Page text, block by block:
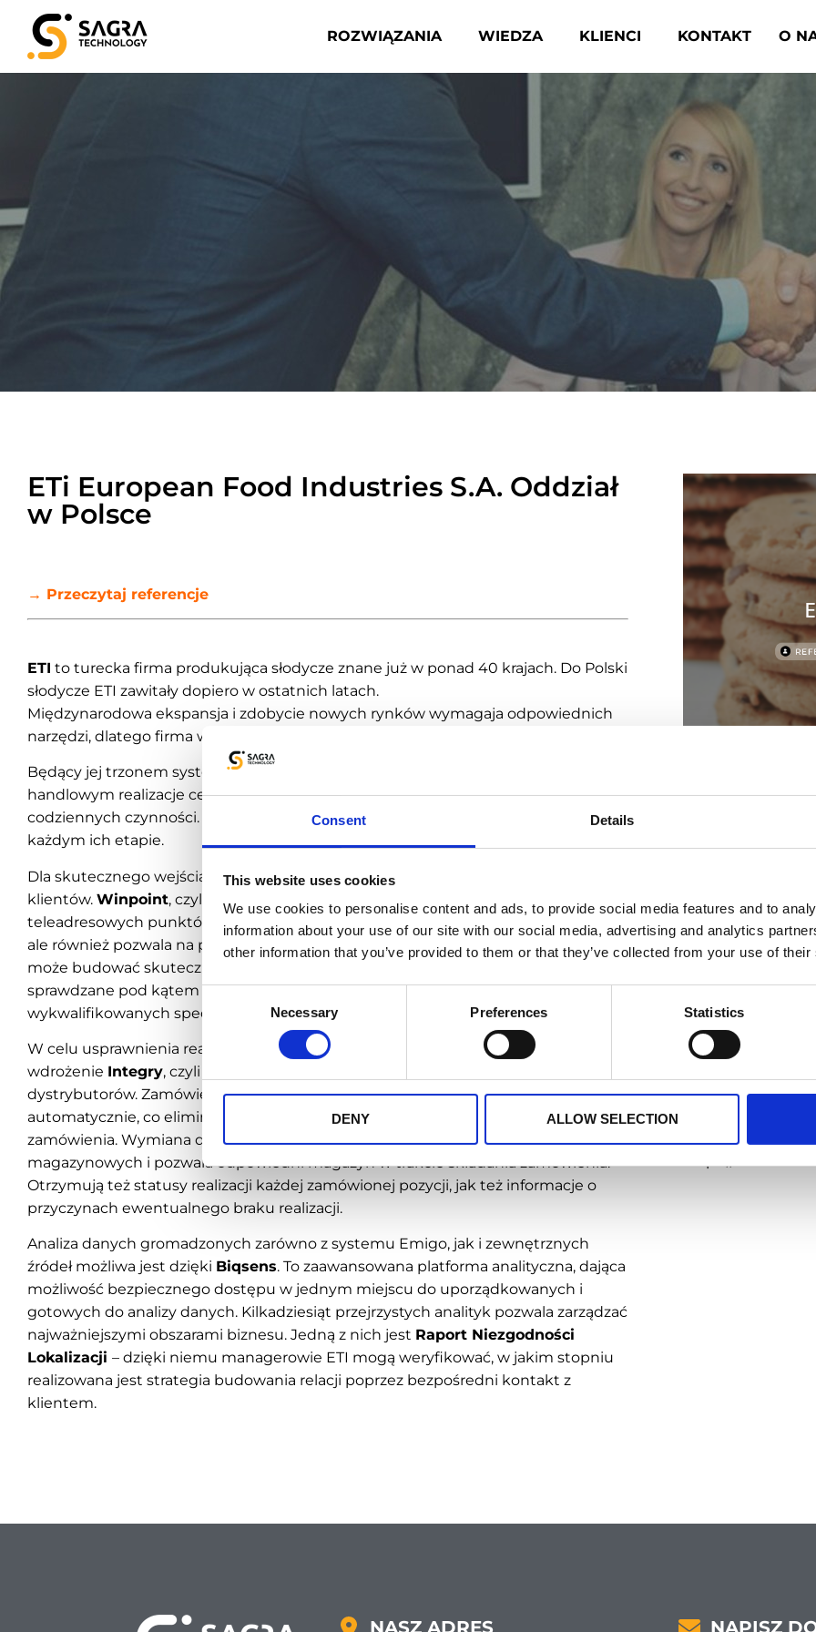
Consent Details
This website uses cookies
We use cookies to personalise content and ads, to provide social media features and to
information about your use of our site with our social media, advertising and analytics
other information that you’ve provided to them or that they’ve collected from your use of
Selection
Necessary Preferences Statistics
DENY ALLOW SELECTION
ROZWIĄZANIA WIEDZA KLIENCI KONTAKT O
ETi European Food Industries S.A. Oddział
w Polsce
→ Przeczytaj referencje
ETI to turecka firma produkująca słodycze znane już w ponad 40 krajach. Do Polski
słodycze ETI zawitały dopiero w ostatnich latach.
Międzynarodowa ekspansja i zdobycie nowych rynków wymagaja odpowiednich
narzędzi, dlatego firma wybrała
Będący jej trzonem system wsparcia sprzedaży
handlowym realizacje celów i zwiększa ich efektywność dzięki automatyzacji
codziennych czynności. Organizuje i wspiera działania sprzedażowe w terenie na
każdym ich etapie.
Dla skutecznego wejścia na polski rynek ETI potrzebowało rozbudowanej bazy
klientów. Winpoint, czyli zawsze aktualna baza zweryfikowanych danych
teleadresowych punktów sprzedaży detalicznej jest nie tylko źródłem kontaktów,
ale również pozwala na profilowanie i segmentacje klientów. Dzięki temu firma
może budować skuteczną strategię handlową. Dane w Winpoint są nieustannie
sprawdzane pod kątem aktualności i poprawności przez zespół
wykwalifikowanych specjalistów.
W celu usprawnienia realizacji zamówień firma zdecydowała się na
wdrożenie Integry, czyli integracji Emigo z systemami magazynowymi
dystrybutorów. Zamówienia są przesyłane z Emigo do systemów ERP
automatycznie, co eliminuje ryzyko popełnienia błędu i skraca czas realizacji
zamówienia. Wymiana danych daje przedstawicielom bieżący dostęp do stanów
magazynowych i pozwala odpowiedni magazyn w trakcie składania zamówienia.
Otrzymują też statusy realizacji każdej zamówionej pozycji, jak też informacje o
przyczynach ewentualnego braku realizacji.
Analiza danych gromadzonych zarówno z systemu Emigo, jak i zewnętrznych
źródeł możliwa jest dzięki Biqsens. To zaawansowana platforma analityczna, dająca
możliwość bezpiecznego dostępu w jednym miejscu do uporządkowanych i
gotowych do analizy danych. Kilkadziesiąt przejrzystych analityk pozwala zarządzać
najważniejszymi obszarami biznesu. Jedną z nich jest Raport Niezgodności
Lokalizacji – dzięki niemu managerowie ETI mogą weryfikować, w jakim stopniu
realizowana jest strategia budowania relacji poprzez bezpośredni kontakt z
klientem.
Tagi
Biqsens,
Winpoint